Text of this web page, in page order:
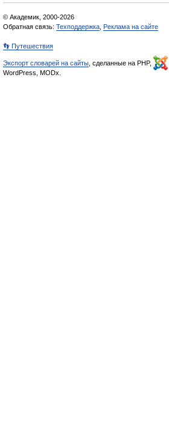
© Академик, 2000-2026
Обратная связь: Техподдержка Реклама на сайте
👣 Путешествия
Экспорт словарей на сайты , сделанные на PHP,
WordPress, MODx.